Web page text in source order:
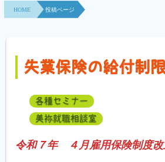
事業所紹介
相談室とは？
利用者の声
HOME 投稿ページ
失業保険の給付制
各種セミナー
美祢就職相談室
令和７年 ４月雇用保険制度改